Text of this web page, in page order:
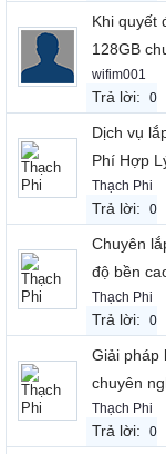
Khi quyết
128GB
wifim001
Trả lời: 0
Dịch vụ
Phí Hợp
Thạch Phi
Trả lời: 0
Chuyên
độ bền
Thạch Phi
Trả lời: 0
Giải pháp
chuyên
Thạch Phi
Trả lời: 0